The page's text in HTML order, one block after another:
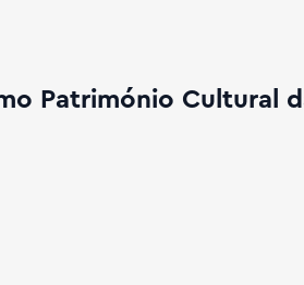
Património Cultural